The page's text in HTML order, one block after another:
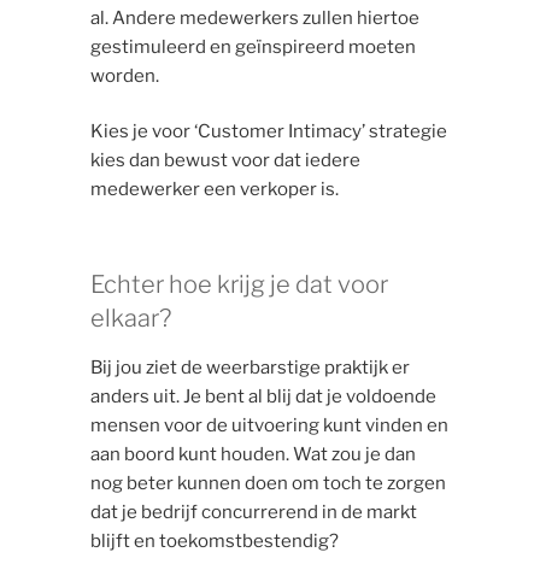
al. Andere medewerkers zullen hiertoe
gestimuleerd en geïnspireerd moeten
worden.
Kies je voor ‘Customer Intimacy’ strategie
kies dan bewust voor dat iedere
medewerker een verkoper is.
Echter hoe krijg je dat voor
elkaar?
Bij jou ziet de weerbarstige praktijk er
anders uit. Je bent al blij dat je voldoende
mensen voor de uitvoering kunt vinden en
aan boord kunt houden. Wat zou je dan
nog beter kunnen doen om toch te zorgen
dat je bedrijf concurrerend in de markt
blijft en toekomstbestendig?